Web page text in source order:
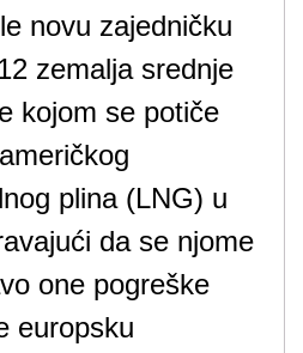
novu zajedničku
zemalja srednje
kojom se potiče
plina (LNG) u
da se njome
one pogreške
europsku